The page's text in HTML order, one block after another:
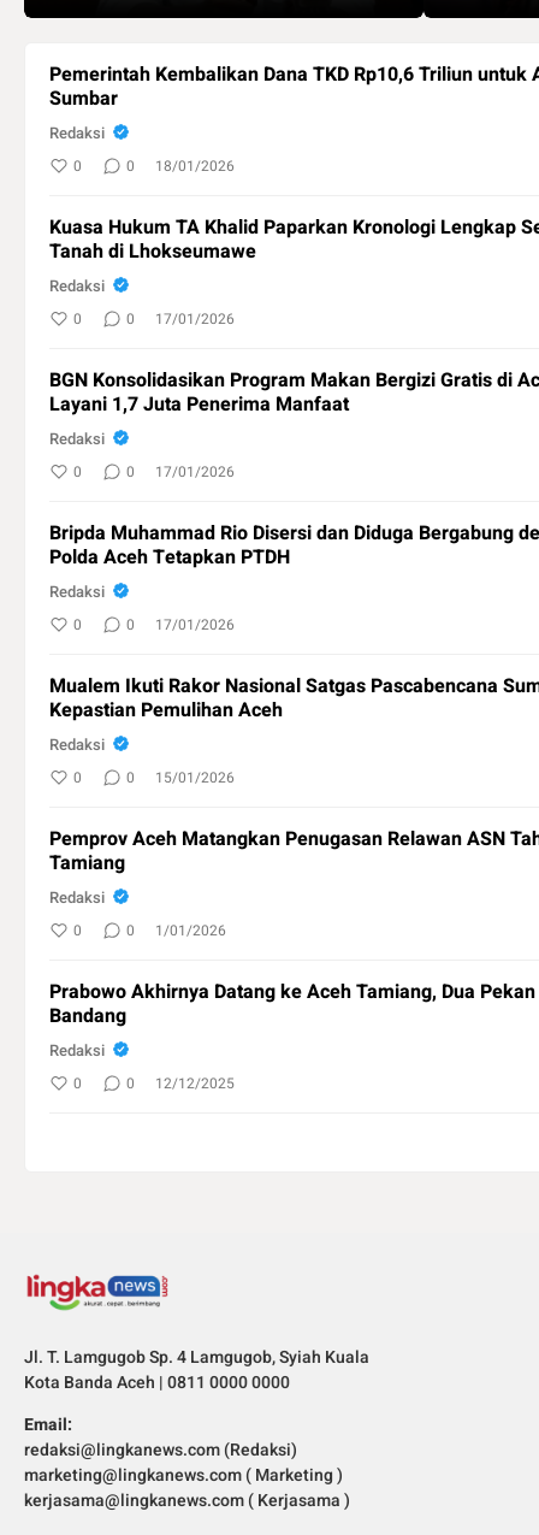
Pemerintah Kembalikan Dana TKD Rp10,6 Triliun untuk
Sumbar
Redaksi
0 0 18/01/2026
Kuasa Hukum TA Khalid Paparkan Kronologi Lengkap
Tanah di Lhokseumawe
Redaksi
0 0 17/01/2026
BGN Konsolidasikan Program Makan Bergizi Gratis di
Layani 1,7 Juta Penerima Manfaat
Redaksi
0 0 17/01/2026
Bripda Muhammad Rio Disersi dan Diduga Bergabung
Polda Aceh Tetapkan PTDH
Redaksi
0 0 17/01/2026
Mualem Ikuti Rakor Nasional Satgas Pascabencana
Kepastian Pemulihan Aceh
Redaksi
0 0 15/01/2026
Pemprov Aceh Matangkan Penugasan Relawan ASN
Tamiang
Redaksi
0 0 1/01/2026
Prabowo Akhirnya Datang ke Aceh Tamiang, Dua
Bandang
Redaksi
0 0 12/12/2025
Jl. T. Lamgugob Sp. 4 Lamgugob, Syiah Kuala
Kota Banda Aceh | 0811 0000 0000
Email:
redaksi@lingkanews.com (Redaksi)
marketing@lingkanews.com ( Marketing )
kerjasama@lingkanews.com ( Kerjasama )